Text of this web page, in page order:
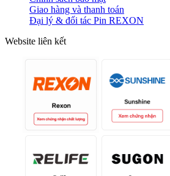
Giao hàng và thanh toán
Đại lý & đối tác Pin REXON
Website liên kết